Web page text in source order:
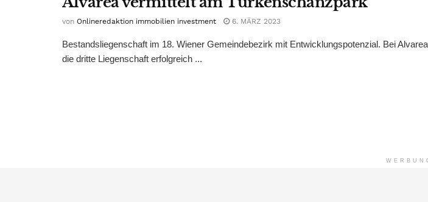
von Onlineredaktion immobilien investment 6. MÄRZ 2023
Bestandsliegenschaft im 18. Wiener Gemeindebezirk mit Entwicklungspotenzial. Bei
die dritte Liegenschaft erfolgreich ...